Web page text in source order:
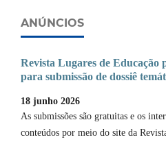
ANÚNCIOS
Revista Lugares de Educação
para submissão de dossiê
18 junho 2026
As submissões são gratuitas e os
conteúdos por meio do site da